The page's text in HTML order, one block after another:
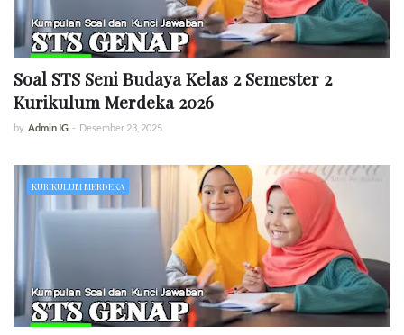
Soal STS Seni Budaya Kelas 2 Semester 2
Kurikulum Merdeka 2026
by Admin IG - Desember 23, 2025
KURIKULUM MERDEKA